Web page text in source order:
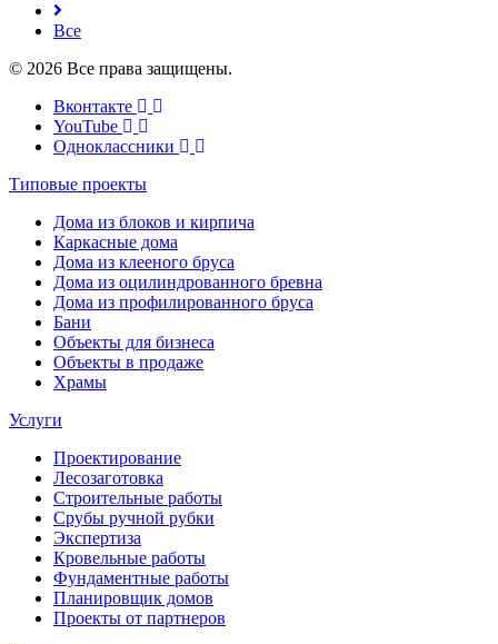
Все
© 2026 Все права защищены.
Вконтакте
YouTube
Одноклассники
Типовые проекты
Дома из блоков и кирпича
Каркасные дома
Дома из клееного бруса
Дома из оцилиндрованного бревна
Дома из профилированного бруса
Бани
Объекты для бизнеса
Объекты в продаже
Храмы
Услуги
Проектирование
Лесозаготовка
Строительные работы
Срубы ручной рубки
Экспертиза
Кровельные работы
Фундаментные работы
Планировщик домов
Проекты от партнеров